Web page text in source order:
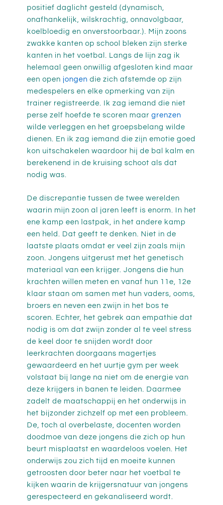
positief daglicht gesteld (dynamisch,
onafhankelijk, wilskrachtig, onnavolgbaar,
koelbloedig en onverstoorbaar.). Mijn zoons
zwakke kanten op school bleken zijn sterke
kanten in het voetbal. Langs de lijn zag ik
helemaal geen onwillig afgesloten kind maar
een open jongen die zich afstemde op zijn
medespelers en elke opmerking van zijn
trainer registreerde. Ik zag iemand die niet
perse zelf hoefde te scoren maar grenzen
wilde verleggen en het groepsbelang wilde
dienen. En ik zag iemand die zijn emotie goed
kon uitschakelen waardoor hij de bal kalm en
berekenend in de kruising schoot als dat
nodig was.
De discrepantie tussen de twee werelden
waarin mijn zoon al jaren leeft is enorm. In het
ene kamp een lastpak, in het andere kamp
een held. Dat geeft te denken. Niet in de
laatste plaats omdat er veel zijn zoals mijn
zoon. Jongens uitgerust met het genetisch
materiaal van een krijger. Jongens die hun
krachten willen meten en vanaf hun 11e, 12e
klaar staan om samen met hun vaders, ooms,
broers en neven een zwijn in het bos te
scoren. Echter, het gebrek aan empathie dat
nodig is om dat zwijn zonder al te veel stress
de keel door te snijden wordt door
leerkrachten doorgaans magertjes
gewaardeerd en het uurtje gym per week
volstaat bij lange na niet om de energie van
deze krijgers in banen te leiden. Daarmee
zadelt de maatschappij en het onderwijs in
het bijzonder zichzelf op met een probleem.
De, toch al overbelaste, docenten worden
doodmoe van deze jongens die zich op hun
beurt misplaatst en waardeloos voelen. Het
onderwijs zou zich tijd en moeite kunnen
getroosten door beter naar het voetbal te
kijken waarin de krijgersnatuur van jongens
gerespecteerd en gekanaliseerd wordt.